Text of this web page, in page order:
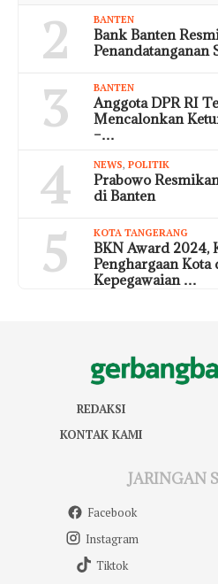
2 BANTEN
Bank Banten
Penandatanganan
3 BANTEN
Anggota DPR RI
Mencalonkan
–…
4 NEWS, POLITIK
Prabowo
di Banten
5 KOTA TANGERANG
BKN Award 2024,
Penghargaan
Kepegawaian …
REDAKSI
KONTAK KAMI
JARINGAN
Facebook
Instagram
Tiktok